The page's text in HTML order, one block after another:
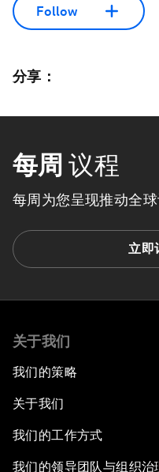
Follow
分享：
每周 议程
每周为您呈现推动全
立即
关于我们
我们的策略
关于我们
我们的工作方式
我们的领导团队与组织治